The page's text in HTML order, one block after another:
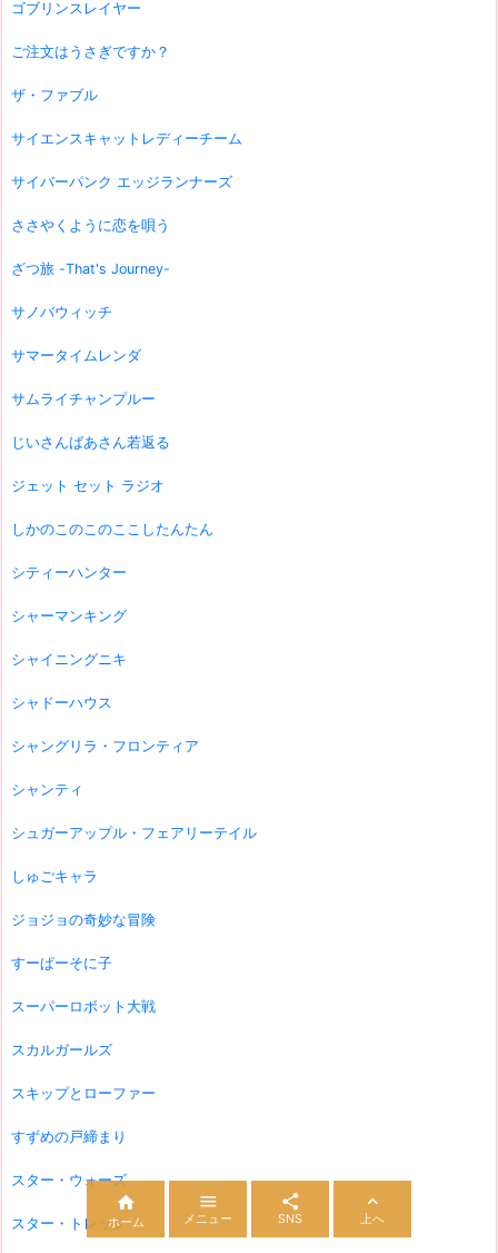
ゴブリンスレイヤー
ご注文はうさぎですか？
ザ・ファブル
サイエンスキャットレディーチーム
サイバーパンク エッジランナーズ
ささやくように恋を唄う
ざつ旅 -That's Journey-
サノバウィッチ
サマータイムレンダ
サムライチャンプルー
じいさんばあさん若返る
ジェット セット ラジオ
しかのこのこのここしたんたん
シティーハンター
シャーマンキング
シャイニングニキ
シャドーハウス
シャングリラ・フロンティア
シャンティ
シュガーアップル・フェアリーテイル
しゅごキャラ
ジョジョの奇妙な冒険
すーぱーそに子
スーパーロボット大戦
スカルガールズ
スキップとローファー
すずめの戸締まり
スター・ウォーズ
スター・トレック

ホーム

メニュー

SNS

上へ